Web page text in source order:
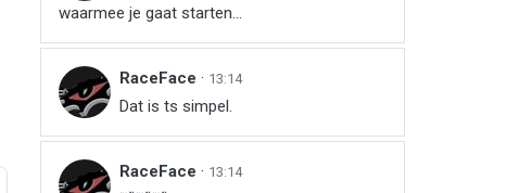
waarmee je gaat starten...
RaceFace · 13:14
Dat is ts simpel.
RaceFace · 13:14